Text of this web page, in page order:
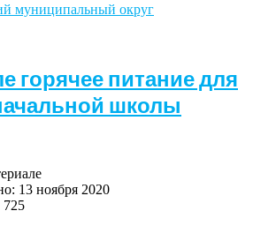
муниципальный округ
горячее питание для
школы
13 ноября 2020
725